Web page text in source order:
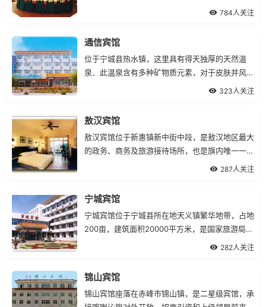
784人关注
通信宾馆
位于宁城县热水镇，这里具有得天独厚的天然温
泉．此温泉含有多种矿物质元素，对于皮肤并风
323人关注
敖汉宾馆
敖汉宾馆位于新惠镇新中街中段，是敖汉地区最大
的政务、商务及旅游接待场所，也是旗内唯一一家
287人关注
宁城宾馆
宁城宾馆位于宁城县所在地天义镇繁华地带，占地
200亩，建筑面积20000平方米，是国家旅游局批
282人关注
锦山宾馆
锦山宾馆座落在赤峰市锦山镇，是二星级宾馆，承